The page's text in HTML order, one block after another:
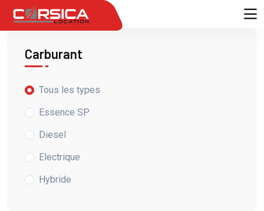
Carburant
Tous les types
Essence SP
Diesel
Electrique
Hybride